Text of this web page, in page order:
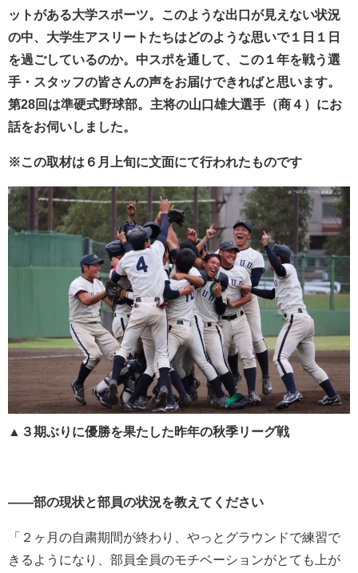
ットがある大学スポーツ。このような出口が見えない状況
の中、大学生アスリートたちはどのような思いで１日１日
を過ごしているのか。中スポを通して、この１年を戦う選
手・スタッフの皆さんの声をお届けできればと思います。
第28回は準硬式野球部。主将の山口雄大選手（商４）にお
話をお伺いしました。
※この取材は６月上旬に文面にて行われたものです
▲３期ぶりに優勝を果たした昨年の秋季リーグ戦
――部の現状と部員の状況を教えてください
「２ ヶ月の自粛期間が終わり、やっとグラウンドで練習で
きるようになり、部員全員のモチベーションがとても上が